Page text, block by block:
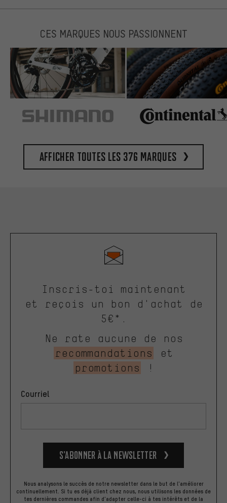
CES MARQUES NOUS PASSIONNENT
Afficher toutes les 376 marques
Inscris-toi maintenant
et reçois un bon d'achat de
5€*.
Ne rate aucune de nos
recommandations
et
promotions
!
Courriel
S’abonner à la newsletter
Nous analysons le succès de notre newsletter dans le but de l'améliorer
continuellement. Si tu es déjà client chez nous, nous utilisons les données de
tes dernières commandes afin d'adapter celle-ci à tes intérêts et de la